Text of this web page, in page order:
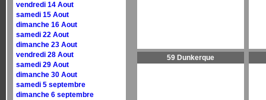
vendredi 14 Aout
samedi 15 Aout
dimanche 16 Aout
samedi 22 Aout
dimanche 23 Aout
vendredi 28 Aout
samedi 29 Aout
dimanche 30 Aout
samedi 5 septembre
dimanche 6 septembre
59 Dunkerque